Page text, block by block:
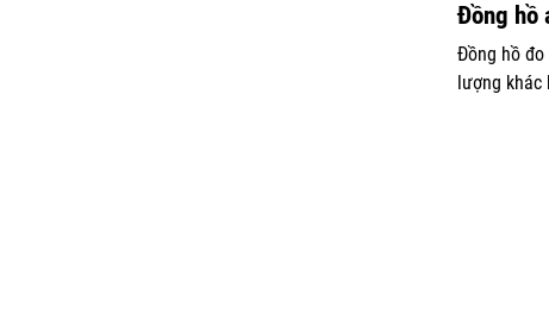
Đồng hồ
Đồng hồ
lượng khác